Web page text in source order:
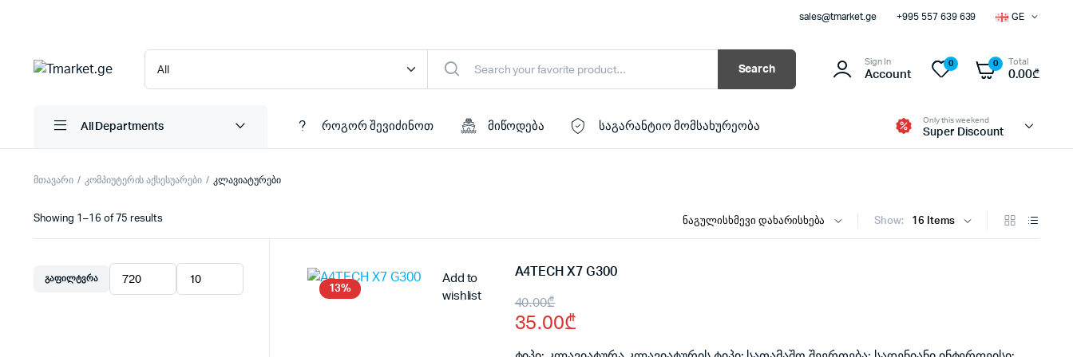
sales@tmarket.ge +995 557 639 639 GE
Search
Sign In
Account
0 0 Total
0.00₾
All Departments როგორ შევიძინოთ მიწოდება საგარანტიო მომსახურეობა
Only this weekend
Super Discount
მთავარი კომპიუტერის აქსესუარები კლავიატურები
Show:
Showing 1–16 of 75 results
13%
Add to
wishlist
A4TECH X7 G300
40.00₾
Original
price
35.00₾
Current
price
ᲒᲐᲤᲘᲚᲢᲕᲠᲐ